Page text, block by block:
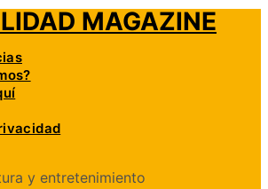
MAGAZINE
y entretenimiento